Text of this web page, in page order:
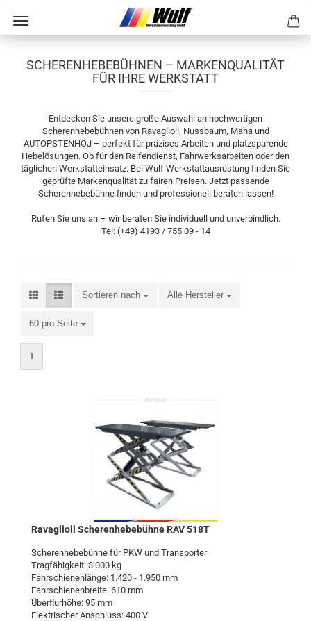
SCHERENHEBEBÜHNEN – MARKENQUALITÄT
FÜR IHRE WERKSTATT
Entdecken Sie unsere große Auswahl an hochwertigen
Scherenhebebühnen von Ravaglioli, Nussbaum, Maha und
AUTOPSTENHOJ – perfekt für präzises Arbeiten und platzsparende
Hebelösungen. Ob für den Reifendienst, Fahrwerksarbeiten oder den
täglichen Werkstatteinsatz: Bei Wulf Werkstattausrüstung finden Sie
geprüfte Markenqualität zu fairen Preisen. Jetzt passende
Scherenhebebühne finden und professionell beraten lassen!
Rufen Sie uns an – wir beraten Sie individuell und unverbindlich.
Tel: (+49) 4193 / 755 09 - 14
Sortieren nach Alle Hersteller
60 pro Seite
1
Ra­vaglio­li Sche­ren­he­be­büh­ne RAV 518T
Sche­ren­he­be­büh­ne für PKW und Trans­por­ter
Trag­fä­hig­keit: 3.000 kg
Fahr­schie­nen­län­ge: 1.420 - 1.950 mm
Fahr­schie­nen­brei­te: 610 mm
Über­flur­hö­he: 95 mm
Elek­tri­scher An­schluss: 400 V